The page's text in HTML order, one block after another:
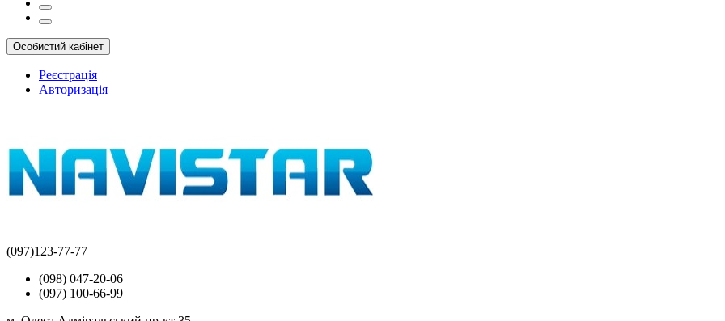
Особистий кабінет
Реєстрація
Авторизація
(097)123-77-77
(098) 047-20-06
(097) 100-66-99